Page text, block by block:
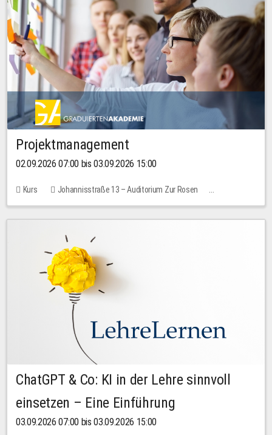
Projektmanagement
02.09.2026 07:00 bis 03.09.2026 15:00
Kurs
Johannisstraße 13 – Auditorium Zur Rosen
Keine freien Plätze
30,00 EUR
ChatGPT & Co: KI in der Lehre sinnvoll
einsetzen – Eine Einführung
03.09.2026 07:00 bis 03.09.2026 15:00